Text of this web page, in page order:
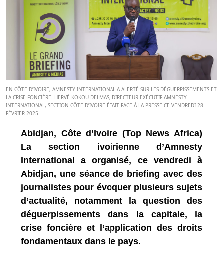
EN CÔTE D’IVOIRE, AMNESTY INTERNATIONAL A ALERTÉ SUR LES DÉGUERPISSEMENTS ET
LA CRISE FONCIÈRE. HERVÉ KOKOU DELMAS, DIRECTEUR EXÉCUTIF AMNESTY
INTERNATIONAL, SECTION CÔTE D’IVOIRE ÉTAIT FACE À LA PRESSE CE VENDREDI 28
FÉVRIER 2025.
Abidjan, Côte d’Ivoire (Top News Africa)
La section ivoirienne d’Amnesty
International a organisé, ce vendredi à
Abidjan, une séance de briefing avec des
journalistes pour évoquer plusieurs sujets
d’actualité, notamment la question des
déguerpissements dans la capitale, la
crise foncière et l’application des droits
fondamentaux dans le pays.